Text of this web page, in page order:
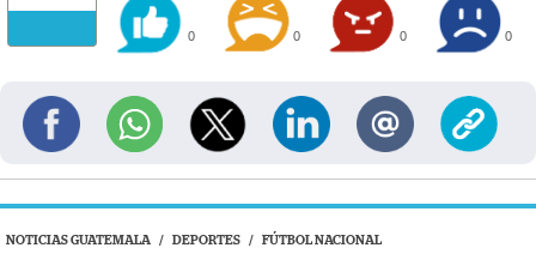
0 0 0 0
NOTICIAS GUATEMALA / DEPORTES / FÚTBOL NACIONAL